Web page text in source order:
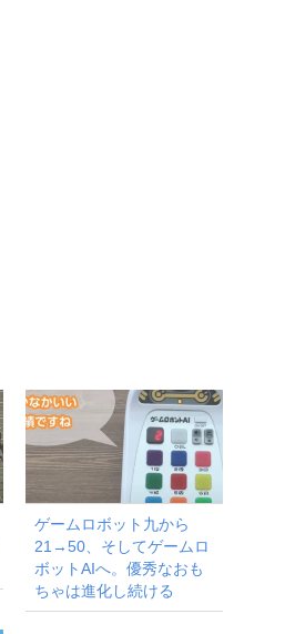
ゲームロボット九から
21→50、そしてゲームロ
ボットAIへ。優秀なおも
ちゃは進化し続ける